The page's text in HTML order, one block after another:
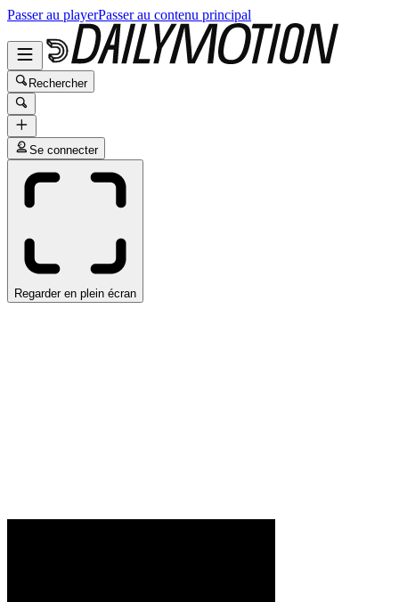
Passer au playerPasser au contenu principal
Rechercher
Se connecter
Regarder en plein écran